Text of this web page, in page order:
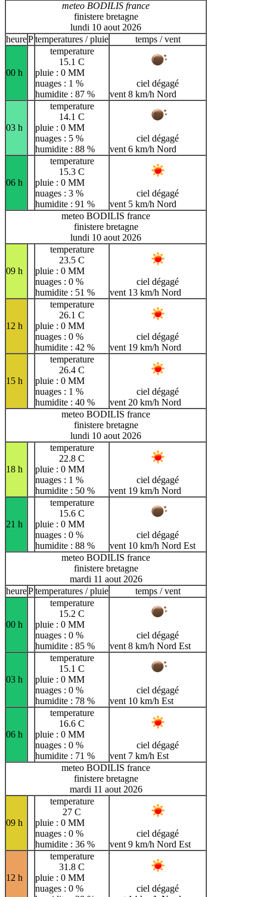
meteo BODILIS france
finistere bretagne
lundi 10 aout 2026
heurePtemperatures / pluie temps / vent
00 h
temperature
15.1 C
pluie : 0 MM
nuages : 1 %
humidite : 87 %
ciel dégagé
vent 8 km/h Nord
03 h
temperature
14.1 C
pluie : 0 MM
nuages : 5 %
humidite : 88 %
ciel dégagé
vent 6 km/h Nord
06 h
temperature
15.3 C
pluie : 0 MM
nuages : 3 %
humidite : 91 %
ciel dégagé
vent 5 km/h Nord
meteo BODILIS france
finistere bretagne
lundi 10 aout 2026
09 h
temperature
23.5 C
pluie : 0 MM
nuages : 0 %
humidite : 51 %
ciel dégagé
vent 13 km/h Nord
12 h
temperature
26.1 C
pluie : 0 MM
nuages : 0 %
humidite : 42 %
ciel dégagé
vent 19 km/h Nord
15 h
temperature
26.4 C
pluie : 0 MM
nuages : 1 %
humidite : 40 %
ciel dégagé
vent 20 km/h Nord
meteo BODILIS france
finistere bretagne
lundi 10 aout 2026
18 h
temperature
22.8 C
pluie : 0 MM
nuages : 1 %
humidite : 50 %
ciel dégagé
vent 19 km/h Nord
21 h
temperature
15.6 C
pluie : 0 MM
nuages : 0 %
humidite : 88 %
ciel dégagé
vent 10 km/h Nord Est
meteo BODILIS france
finistere bretagne
mardi 11 aout 2026
heurePtemperatures / pluie temps / vent
00 h
temperature
15.2 C
pluie : 0 MM
nuages : 0 %
humidite : 85 %
ciel dégagé
vent 8 km/h Nord Est
03 h
temperature
15.1 C
pluie : 0 MM
nuages : 0 %
humidite : 78 %
ciel dégagé
vent 10 km/h Est
06 h
temperature
16.6 C
pluie : 0 MM
nuages : 0 %
humidite : 71 %
ciel dégagé
vent 7 km/h Est
meteo BODILIS france
finistere bretagne
mardi 11 aout 2026
09 h
temperature
27 C
pluie : 0 MM
nuages : 0 %
humidite : 36 %
ciel dégagé
vent 9 km/h Nord Est
12 h
temperature
31.8 C
pluie : 0 MM
nuages : 0 %
ciel dégagé